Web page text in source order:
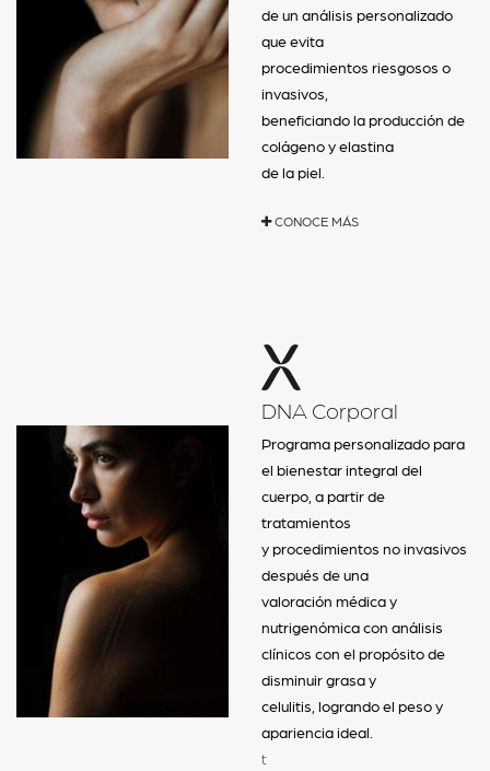
de un análisis personalizado
que evita
procedimientos riesgosos o
invasivos,
beneficiando la producción de
colágeno y elastina
de la piel.
CONOCE MÁS
DNA Corporal
Programa personalizado para
el bienestar integral del
cuerpo, a partir de
tratamientos
y procedimientos no invasivos
después de una
valoración médica y
nutrigenómica con análisis
clínicos con el propósito de
disminuir grasa y
celulitis, logrando el peso y
apariencia ideal.
t